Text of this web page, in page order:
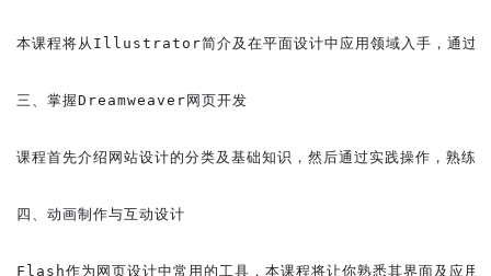
本课程将从Illustrator简介及在平面设计中应用领域入手，通过实
三、掌握Dreamweaver网页开发
课程首先介绍网站设计的分类及基础知识，然后通过实践操作，熟练
四、动画制作与互动设计
Flash作为网页设计中常用的工具，本课程将让你熟悉其界面及应